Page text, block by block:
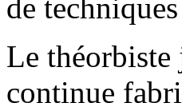
de
Le théorbiste
continue